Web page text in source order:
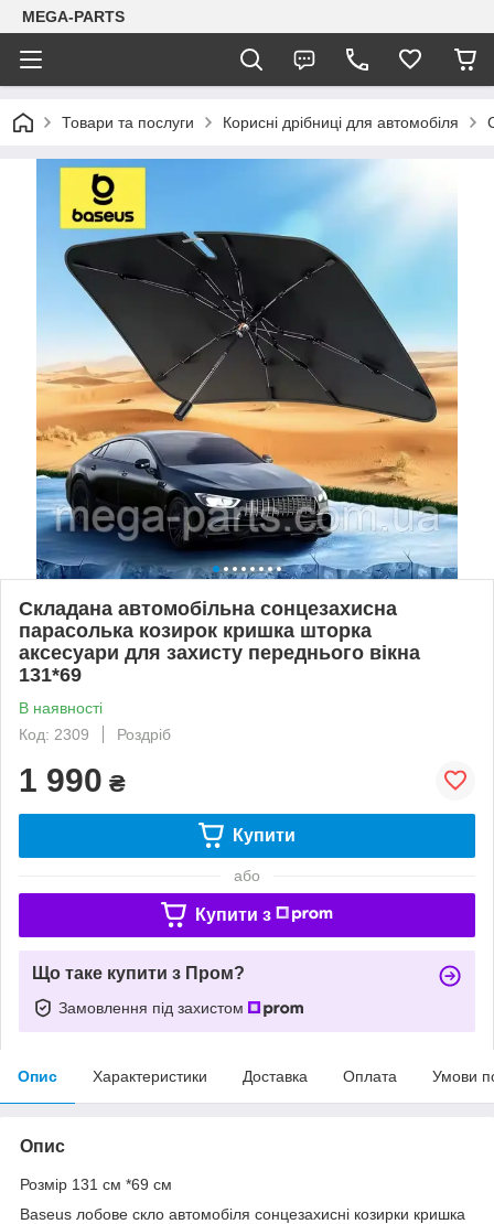
MEGA-PARTS
Товари та послуги Корисні дрібниці для автомобіля
Складана автомобільна сонцезахисна
парасолька козирок кришка шторка
аксесуари для захисту переднього вікна
131*69
В наявності
Код: 2309
Роздріб
1 990 ₴
Купити
або
Купити з
Що таке купити з Пром?
Замовлення під захистом
Опис Характеристики Доставка Оплата Умови
Опис
Розмір 131 см *69 см
Baseus лобове скло автомобіля сонцезахисні козирки кришка